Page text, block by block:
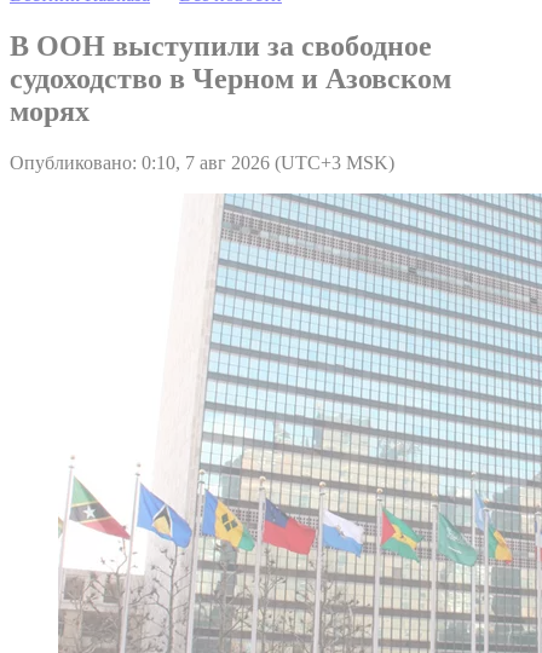
В ООН выступили за свободное
судоходство в Черном и Азовском
морях
Опубликовано: 0:10, 7 авг 2026 (UTC+3 MSK)